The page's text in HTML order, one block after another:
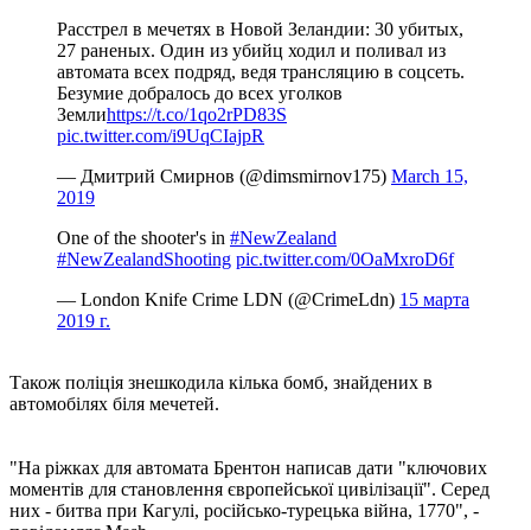
Расстрел в мечетях в Новой Зеландии: 30 убитых,
27 раненых. Один из убийц ходил и поливал из
автомата всех подряд, ведя трансляцию в соцсеть.
Безумие добралось до всех уголков
Землиhttps://t.co/1qo2rPD83S
pic.twitter.com/i9UqCIajpR
— Дмитрий Смирнов (@dimsmirnov175) March 15,
2019
One of the shooter's in #NewZealand
#NewZealandShooting pic.twitter.com/0OaMxroD6f
— London Knife Crime LDN (@CrimeLdn) 15 марта
2019 г.
Також поліція знешкодила кілька бомб, знайдених в
автомобілях біля мечетей.
"На ріжках для автомата Брентон написав дати "ключових
моментів для становлення європейської цивілізації". Серед
них - битва при Кагулі, російсько-турецька війна, 1770", -